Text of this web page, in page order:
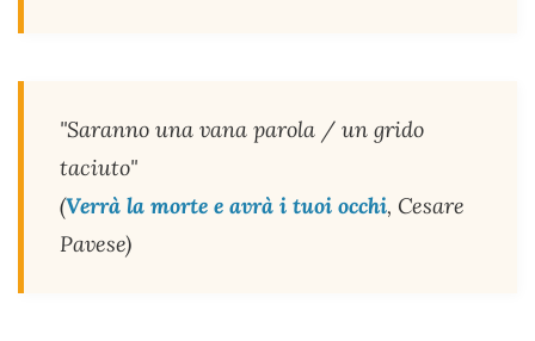
"Saranno una vana parola / un grido
taciuto"
(Verrà la morte e avrà i tuoi occhi, Cesare
Pavese)